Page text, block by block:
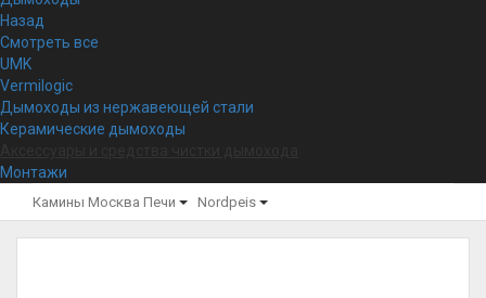
Назад
Смотреть все
UMK
Vermilogic
Дымоходы из нержавеющей стали
Керамические дымоходы
Монтажи
Камины Москва Печи Nordpeis